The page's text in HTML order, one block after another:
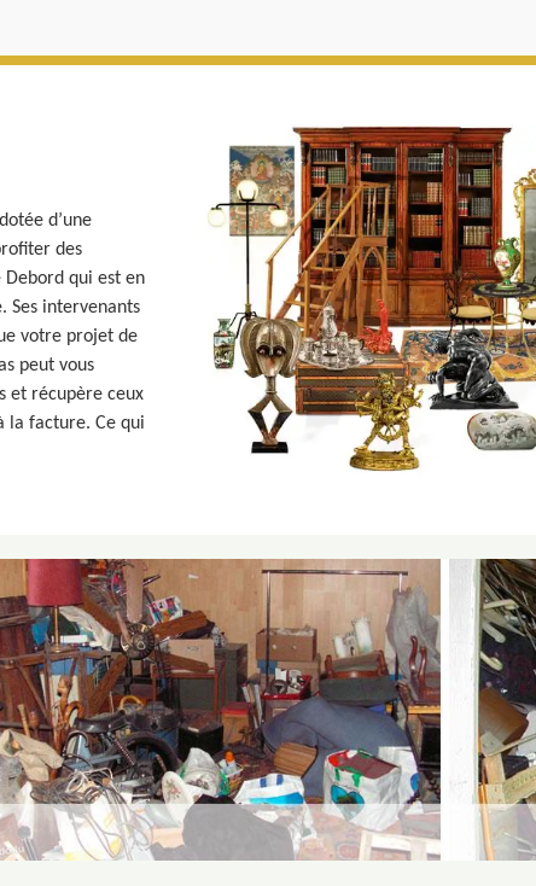
d’une
des
Debord qui est en
Ses intervenants
votre projet de
peut vous
et récupère ceux
la facture. Ce qui